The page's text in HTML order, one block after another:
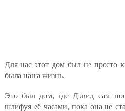
Для нас этот дом был не просто
была наша жизнь.
Это был дом, где Дэвид сам
шлифуя её часами, пока она не